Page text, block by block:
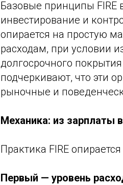
Базовые принципы FIRE
инвестирование и
опирается на простую
расходам, при условии
долгосрочного
подчеркивают, что эти
рыночные и
Механика: из зарплаты
Практика FIRE
Первый — уровень